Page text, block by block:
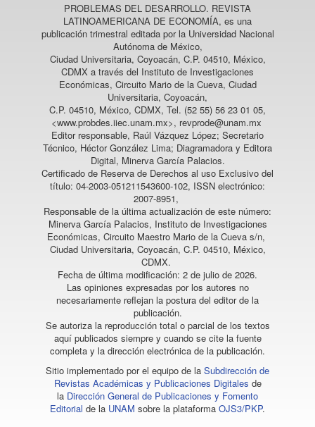
PROBLEMAS DEL DESARROLLO. REVISTA
LATINOAMERICANA DE ECONOMÍA, es una
publicación trimestral editada por la Universidad Nacional
Autónoma de México,
Ciudad Universitaria, Coyoacán, C.P. 04510, México,
CDMX a través del Instituto de Investigaciones
Económicas, Circuito Mario de la Cueva, Ciudad
Universitaria, Coyoacán,
C.P. 04510, México, CDMX, Tel. (52 55) 56 23 01 05,
<www.probdes.iiec.unam.mx>, revprode@unam.mx
Editor responsable, Raúl Vázquez López; Secretario
Técnico, Héctor González Lima; Diagramadora y Editora
Digital, Minerva García Palacios.
Certificado de Reserva de Derechos al uso Exclusivo del
título: 04-2003-051211543600-102, ISSN electrónico:
2007-8951,
Responsable de la última actualización de este número:
Minerva García Palacios, Instituto de Investigaciones
Económicas, Circuito Maestro Mario de la Cueva s/n,
Ciudad Universitaria, Coyoacán, C.P. 04510, México,
CDMX.
Fecha de última modificación: 2 de julio de 2026.
Las opiniones expresadas por los autores no
necesariamente reflejan la postura del editor de la
publicación.
Se autoriza la reproducción total o parcial de los textos
aquí publicados siempre y cuando se cite la fuente
completa y la dirección electrónica de la publicación.
Sitio implementado por el equipo de la Subdirección de
Revistas Académicas y Publicaciones Digitales de
la Dirección General de Publicaciones y Fomento
Editorial de la UNAM sobre la plataforma OJS3/PKP.